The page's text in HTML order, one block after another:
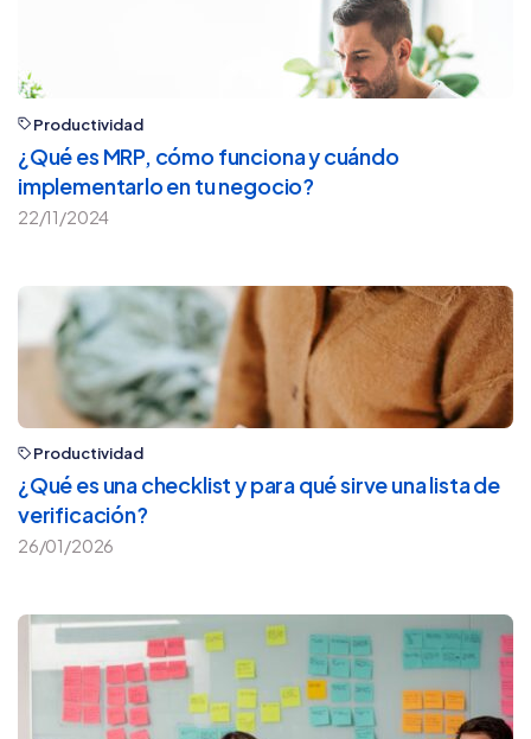
Productividad
¿Qué es MRP, cómo funciona y cuándo
implementarlo en tu negocio?
22/11/2024
Productividad
¿Qué es una checklist y para qué sirve una lista de
verificación?
26/01/2026